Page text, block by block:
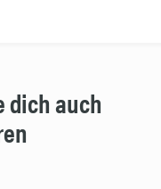
dich auch